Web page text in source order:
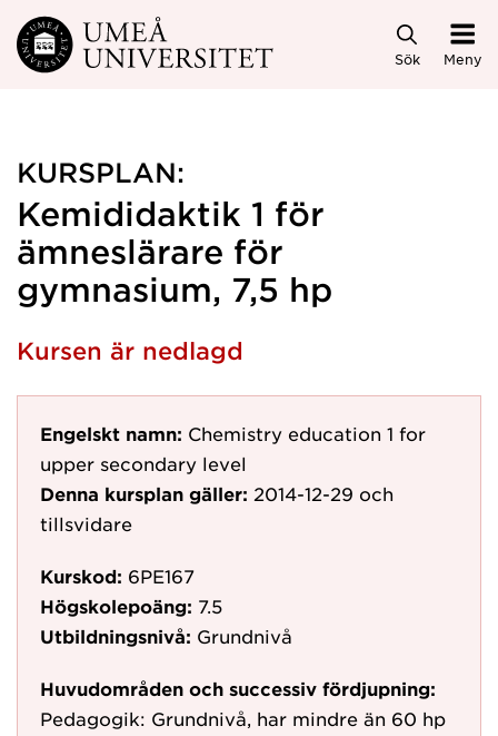
Hoppa direkt till innehållet
Sök Meny
KURSPLAN:
Kemididaktik 1 för
ämneslärare för
gymnasium, 7,5 hp
Kursen är nedlagd
Engelskt namn: Chemistry education 1 for
upper secondary level
Denna kursplan gäller: 2014-12-29 och
tillsvidare
Kurskod: 6PE167
Högskolepoäng: 7.5
Utbildningsnivå: Grundnivå
Huvudområden och successiv fördjupning:
Pedagogik: Grundnivå, har mindre än 60 hp